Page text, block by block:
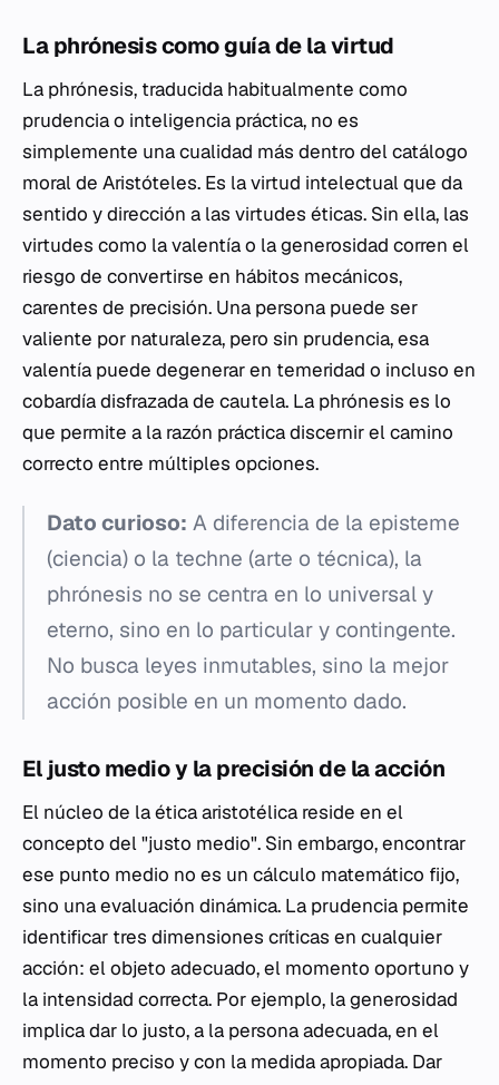
La phrónesis como guía de la virtud
La phrónesis, traducida habitualmente como
prudencia o inteligencia práctica, no es
simplemente una cualidad más dentro del catálogo
moral de Aristóteles. Es la virtud intelectual que da
sentido y dirección a las virtudes éticas. Sin ella, las
virtudes como la valentía o la generosidad corren el
riesgo de convertirse en hábitos mecánicos,
carentes de precisión. Una persona puede ser
valiente por naturaleza, pero sin prudencia, esa
valentía puede degenerar en temeridad o incluso en
cobardía disfrazada de cautela. La phrónesis es lo
que permite a la razón práctica discernir el camino
correcto entre múltiples opciones.
Dato curioso: A diferencia de la episteme
(ciencia) o la techne (arte o técnica), la
phrónesis no se centra en lo universal y
eterno, sino en lo particular y contingente.
No busca leyes inmutables, sino la mejor
acción posible en un momento dado.
El justo medio y la precisión de la acción
El núcleo de la ética aristotélica reside en el
concepto del "justo medio". Sin embargo, encontrar
ese punto medio no es un cálculo matemático fijo,
sino una evaluación dinámica. La prudencia permite
identificar tres dimensiones críticas en cualquier
acción: el objeto adecuado, el momento oportuno y
la intensidad correcta. Por ejemplo, la generosidad
implica dar lo justo, a la persona adecuada, en el
momento preciso y con la medida apropiada. Dar